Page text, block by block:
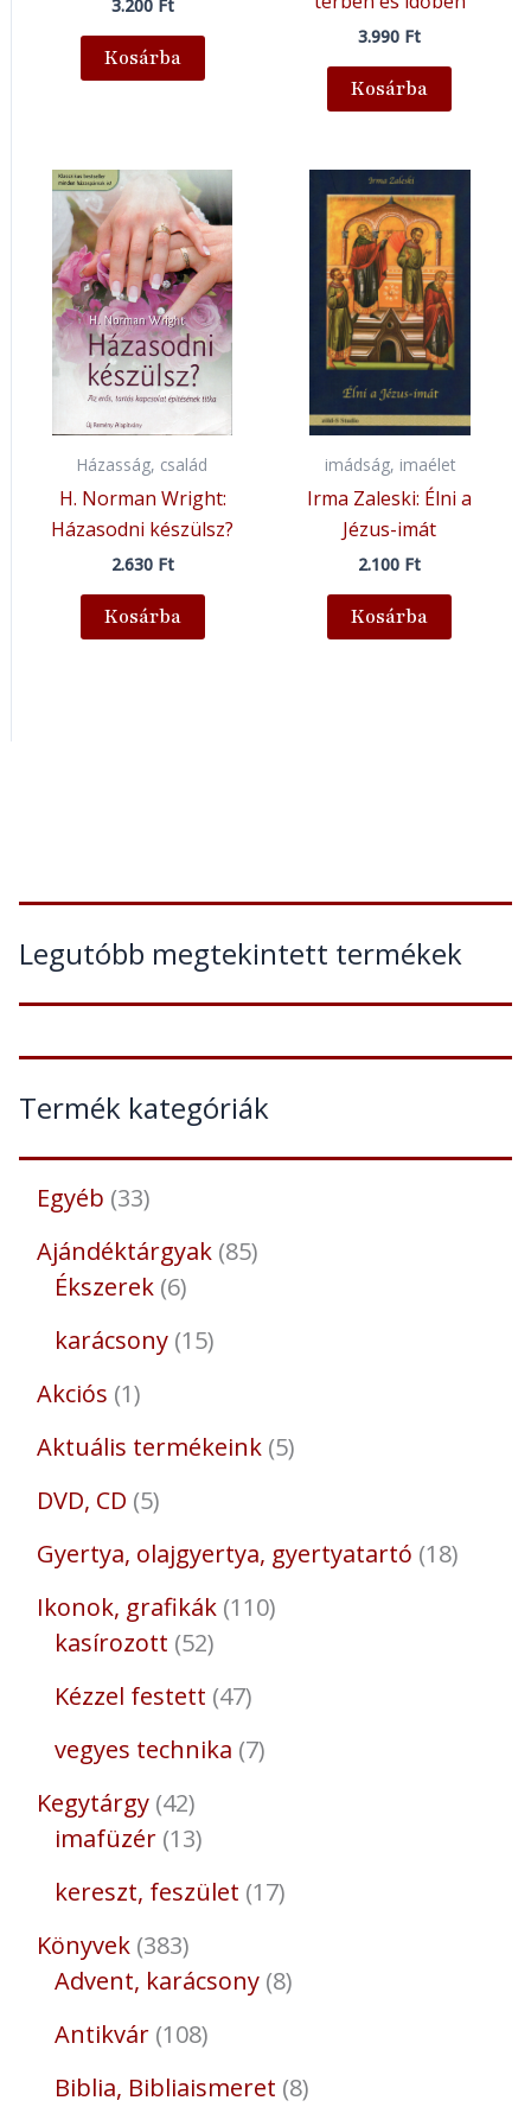
Legutóbb megtekintett termékek
Termék kategóriák
Egyéb 33
Ajándéktárgyak 85
Ékszerek 6
karácsony 15
Akciós 1
Aktuális termékeink 5
DVD, CD 5
Gyertya, olajgyertya, gyertyatartó 18
Ikonok, grafikák 110
kasírozott 52
Kézzel festett 47
vegyes technika 7
Kegytárgy 42
imafüzér 13
kereszt, feszület 17
Könyvek 383
Advent, karácsony 8
Antikvár 108
Biblia, Bibliaismeret 8
3.200 Ft
Kosárba
3.990 Ft
Kosárba
Házasság, család
H. Norman Wright:
Házasodni készülsz?
2.630 Ft
Kosárba
imádság, imaélet
Irma Zaleski: Élni a
Jézus-imát
2.100 Ft
Kosárba